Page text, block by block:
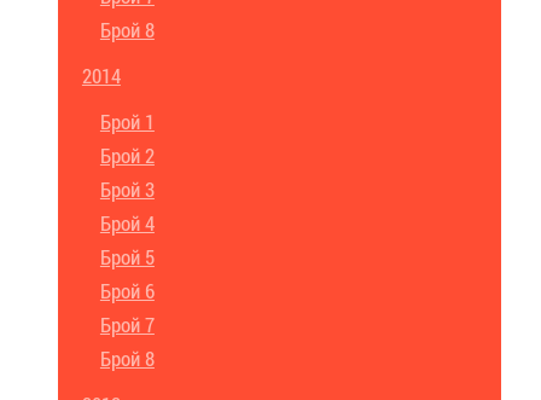
Брой 8
2014
Брой 1
Брой 2
Брой 3
Брой 4
Брой 5
Брой 6
Брой 7
Брой 8